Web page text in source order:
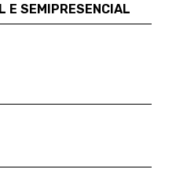
E SEMIPRESENCIAL